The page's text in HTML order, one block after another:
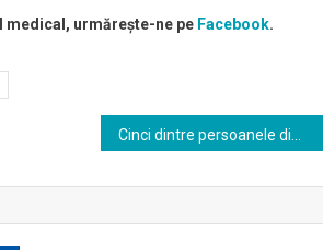
medical, urmărește-ne pe Facebook.